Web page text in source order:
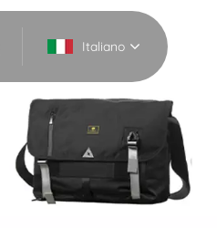
Italiano
English
Deutsch
Italiano